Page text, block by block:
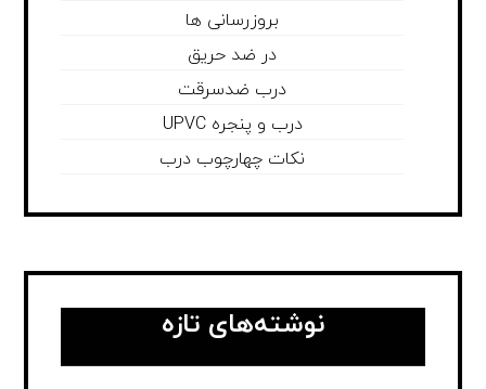
بروزرسانی ها
در ضد حریق
درب ضدسرقت
درب و پنجره UPVC
نکات چهارچوب درب
نوشته‌های تازه